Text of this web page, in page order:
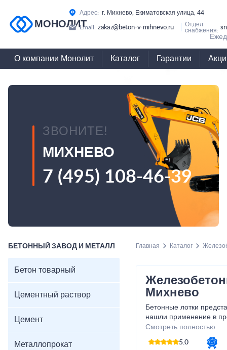
МОНОЛИТ
Адрес: г. Михнево, Екиматовская улица, 44
Email: zakaz@beton-v-mihnevo.ru
Отдел
снабжения:
О компании Монолит Каталог Гарантии
ЗВОНИТЕ!
МИХНЕВО
7 (495) 108-46-39
БЕТОННЫЙ ЗАВОД И МЕТАЛЛ
Бетон товарный
Цементный раствор
Цемент
Металлопрокат
Главная Каталог
Михнево
Бетонные лотки
нашли применение в
назначения. Зачастую,
водоотводом и
используется для
Смотреть полностью
5.0